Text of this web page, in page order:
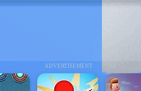
ADVERTISEMENT